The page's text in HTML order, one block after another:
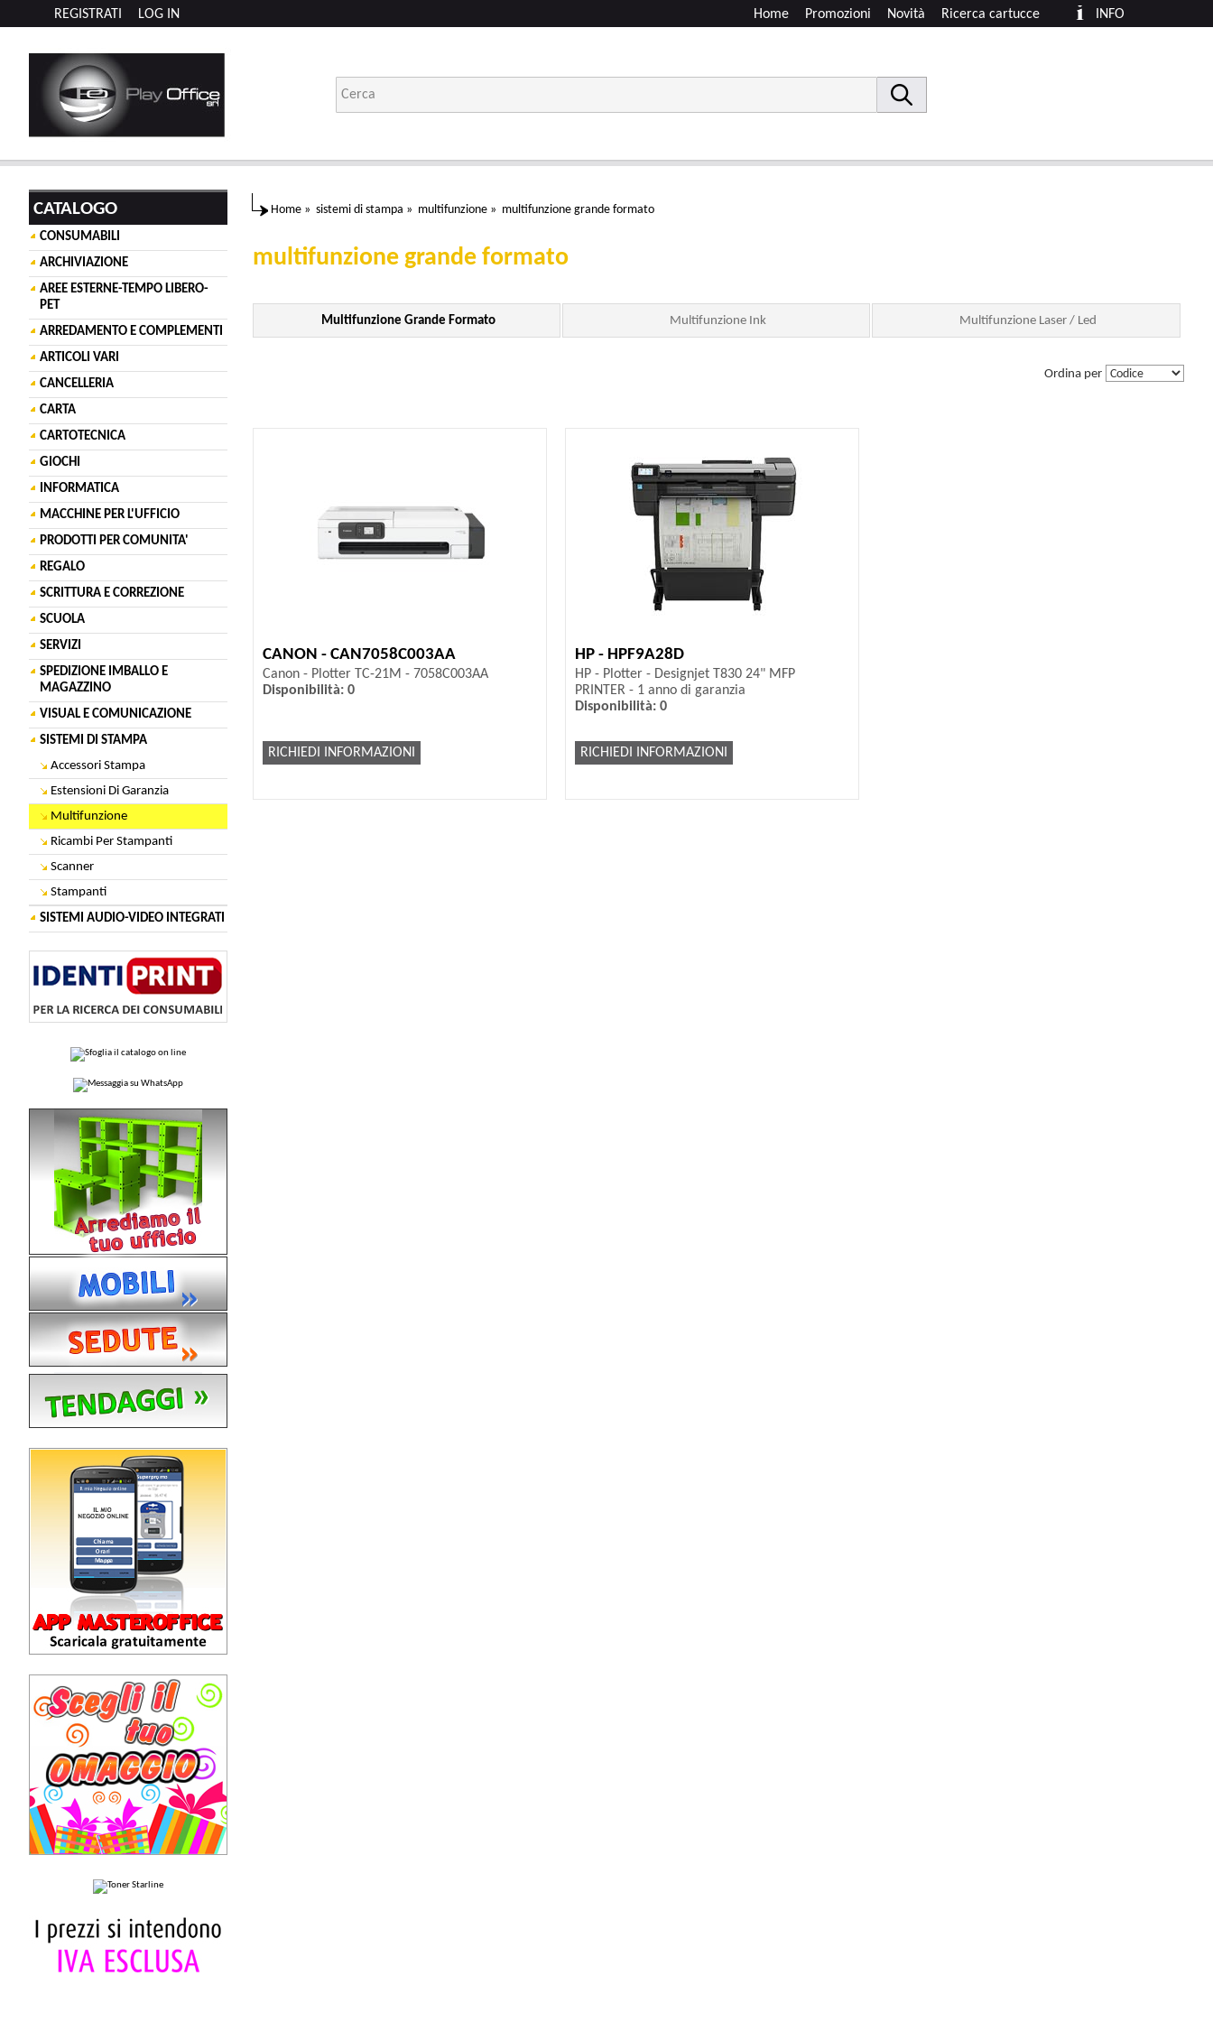
LOG IN
REGISTRATI INFO
Ricerca cartucce
Novità
Promozioni
Home
CATALOGO
CONSUMABILI
ARCHIVIAZIONE
AREE ESTERNE-TEMPO LIBERO-
PET
ARREDAMENTO E COMPLEMENTI
ARTICOLI VARI
CANCELLERIA
CARTA
CARTOTECNICA
GIOCHI
INFORMATICA
MACCHINE PER L'UFFICIO
PRODOTTI PER COMUNITA'
REGALO
SCRITTURA E CORREZIONE
SCUOLA
SERVIZI
SPEDIZIONE IMBALLO E
MAGAZZINO
VISUAL E COMUNICAZIONE
SISTEMI DI STAMPA
Accessori Stampa
Estensioni Di Garanzia
Multifunzione
Ricambi Per Stampanti
Scanner
Stampanti
SISTEMI AUDIO-VIDEO INTEGRATI
Home » sistemi di stampa » multifunzione » multifunzione grande formato
multifunzione grande formato
Multifunzione Grande Formato Multifunzione Ink Multifunzione Laser / Led
Ordina per
CANON - CAN7058C003AA
Canon - Plotter TC-21M - 7058C003AA
Disponibilità: 0
RICHIEDI INFORMAZIONI
HP - HPF9A28D
HP - Plotter - Designjet T830 24" MFP
PRINTER - 1 anno di garanzia
Disponibilità: 0
RICHIEDI INFORMAZIONI